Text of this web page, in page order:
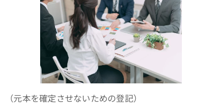
（元本を確定させないための登記）